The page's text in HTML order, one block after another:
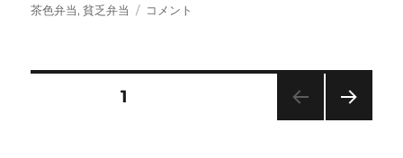
ー
茶色弁当,貧乏弁当
タ
コメント
固定ページ1